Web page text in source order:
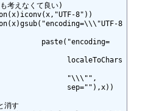
考えなくて良い)
8"))
8
消す